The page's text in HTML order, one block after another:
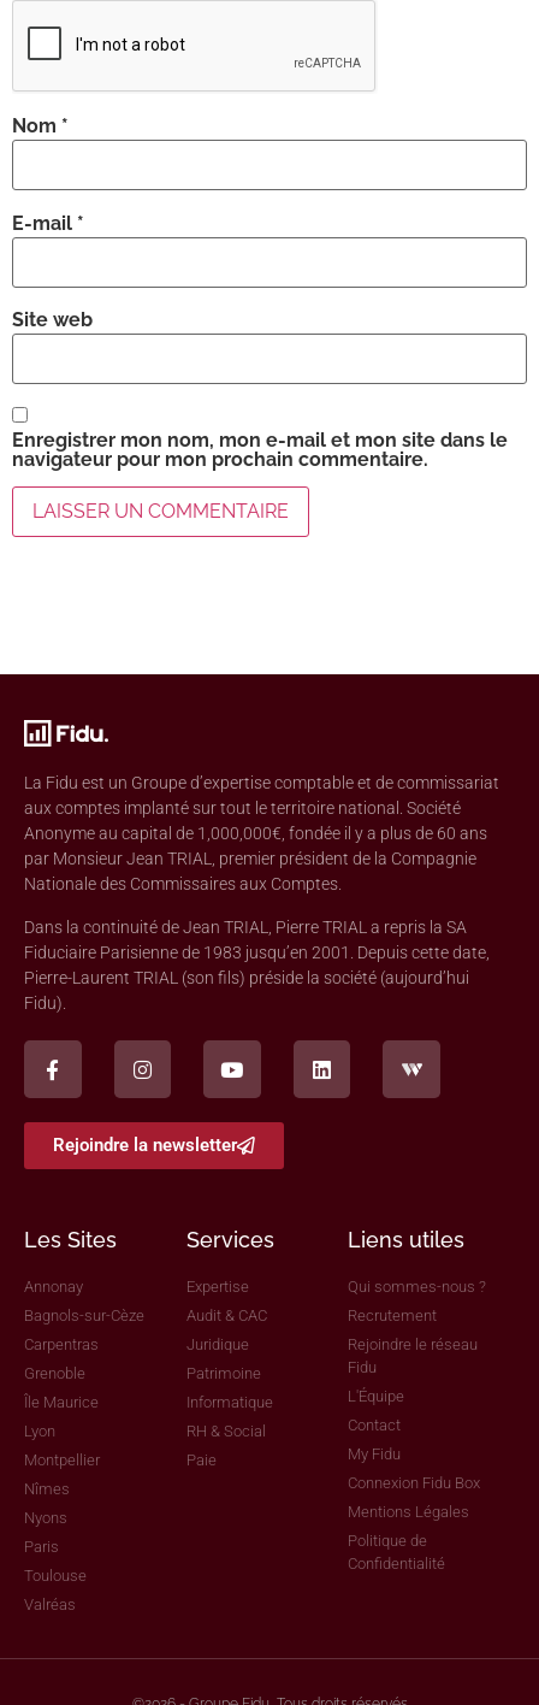
Nom *
E-mail *
Site web
Enregistrer mon nom, mon e-mail et mon site dans le
navigateur pour mon prochain commentaire.
La Fidu est un Groupe d’expertise comptable et de commissariat
aux comptes implanté sur tout le territoire national. Société
Anonyme au capital de 1,000,000€, fondée il y a plus de 60 ans
par Monsieur Jean TRIAL, premier président de la Compagnie
Nationale des Commissaires aux Comptes.
Dans la continuité de Jean TRIAL, Pierre TRIAL a repris la SA
Fiduciaire Parisienne de 1983 jusqu’en 2001. Depuis cette date,
Pierre-Laurent TRIAL (son fils) préside la société (aujourd’hui
Fidu).
Rejoindre la newsletter
Les Sites
Annonay
Bagnols-sur-Cèze
Carpentras
Grenoble
Île Maurice
Lyon
Montpellier
Nîmes
Nyons
Paris
Toulouse
Valréas
Services
Expertise
Audit & CAC
Juridique
Patrimoine
Informatique
RH & Social
Paie
Liens utiles
Qui sommes-nous ?
Recrutement
Rejoindre le réseau
Fidu
L'Équipe
Contact
My Fidu
Connexion Fidu Box
Mentions Légales
Politique de
Confidentialité